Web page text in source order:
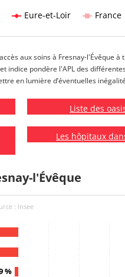
Eure-et-Loir France
aux soins à Fresnay-l'Évêque
indice pondère l'APL des
en lumière d’éventuelles
Liste des
Les hôpitaux
l'Évêque
: Insee
%